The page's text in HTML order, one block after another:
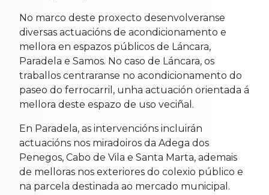
No marco deste proxecto desenvolveranse
diversas actuacións de acondicionamento e
mellora en espazos públicos de Láncara,
Paradela e Samos. No caso de Láncara, os
traballos centraranse no acondicionamento do
paseo do ferrocarril, unha actuación orientada á
mellora deste espazo de uso veciñal.
En Paradela, as intervencións incluirán
actuacións nos miradoiros da Adega dos
Penegos, Cabo de Vila e Santa Marta, ademais
de melloras nos exteriores do colexio público e
na parcela destinada ao mercado municipal.